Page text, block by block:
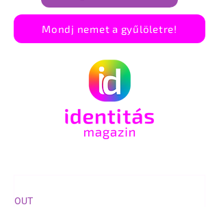
Mondj nemet a gyűlöletre!
OUT